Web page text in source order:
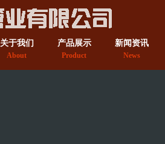
关于我们
About
产品展示
Product
新闻资讯
News